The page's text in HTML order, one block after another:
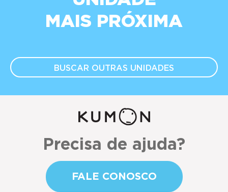
MAIS PRÓXIMA
BUSCAR OUTRAS UNIDADES
Precisa de ajuda?
FALE CONOSCO